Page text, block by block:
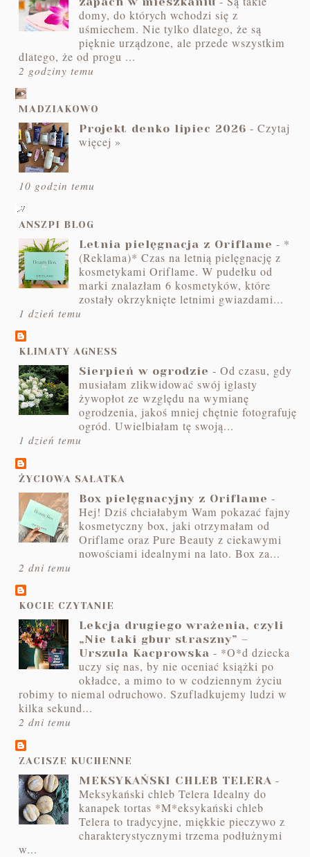
domy, do których wchodzi się z
uśmiechem. Nie tylko dlatego, że są
pięknie urządzone, ale przede wszystkim
dlatego, że od progu ...
2 godziny temu
MADZIAKOWO
Projekt denko lipiec 2026 -Czytaj
więcej »
10 godzin temu
ANSZPI BLOG
Letnia pielęgnacja z Oriflame - *
(Reklama)* Czas na letnią pielęgnację z
kosmetykami Oriflame. W pudełku od
marki znalazłam 6 kosmetyków, które
zostały okrzyknięte letnimi gwiazdami...
1 dzień temu
KLIMATY AGNESS
Sierpień w ogrodzie -Od czasu, gdy
musiałam zlikwidować swój iglasty
żywopłot ze względu na wymianę
ogrodzenia, jakoś mniej chętnie fotografuję
ogród. Uwielbiałam tę swoją...
1 dzień temu
ŻYCIOWA SAŁATKA
Box pielęgnacyjny z Oriflame -
Hej! Dziś chciałabym Wam pokazać fajny
kosmetyczny box, jaki otrzymałam od
Oriflame oraz Pure Beauty z ciekawymi
nowościami idealnymi na lato. Box za...
2 dni temu
KOCIE CZYTANIE
Lekcja drugiego wrażenia, czyli
„Nie taki gbur straszny” –
Urszula Kacprowska - *O*d dziecka
uczy się nas, by nie oceniać książki po
okładce, a mimo to w codziennym życiu
robimy to niemal odruchowo. Szufladkujemy ludzi w
kilka sekund...
2 dni temu
ZACISZE KUCHENNE
MEKSYKAŃSKI CHLEB TELERA -
Meksykański chleb Telera Idealny do
kanapek tortas *M*eksykański chleb
Telera to tradycyjne, miękkie pieczywo z
charakterystycznymi trzema podłużnymi
w...